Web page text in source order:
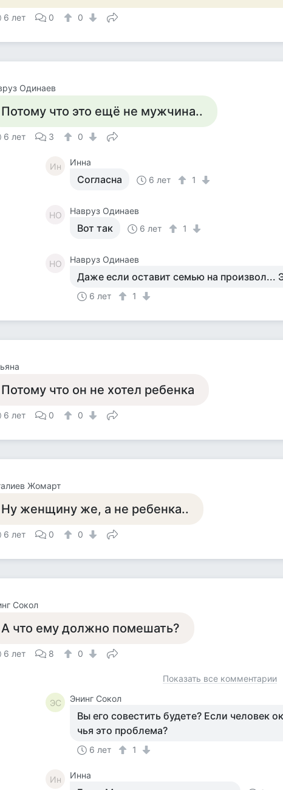
6 лет 0 0
Одинаев
Потому что это ещё не мужчина..
6 лет 3 0
Ин Инна
Согласна 6 лет 1
НО Навруз Одинаев
Вот так 6 лет 1
НО Навруз Одинаев
Даже если оставит семью на произвол...
6 лет 1
Потому что он не хотел ребенка
6 лет 0 0
Жомарт
Ну женщину же, а не ребенка..
6 лет 0 0
Сокол
А что ему должно помешать?
6 лет 8 0
Показать все комментарии
ЭС Энинг Сокол
Вы его совестить будете? Если человек
чья это проблема?
6 лет 1
Ин Инна